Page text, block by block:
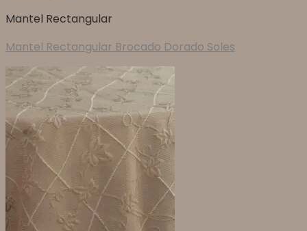
Mantel Rectangular
Mantel Rectangular Brocado Dorado Soles